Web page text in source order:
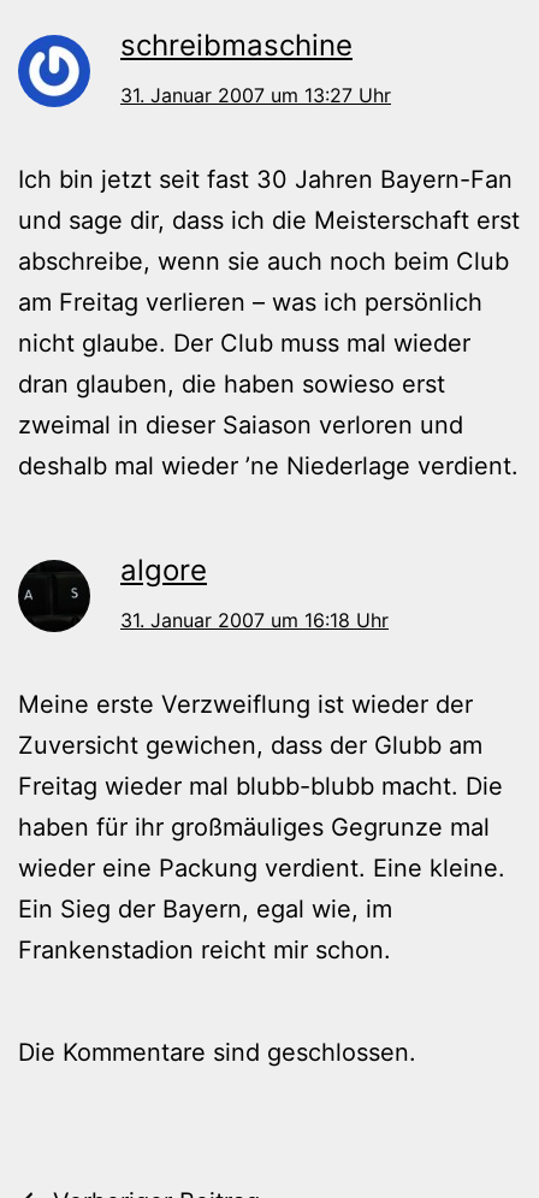
schreibmaschine
31. Januar 2007 um 13:27 Uhr
Ich bin jetzt seit fast 30 Jahren Bayern-Fan
und sage dir, dass ich die Meisterschaft erst
abschreibe, wenn sie auch noch beim Club
am Freitag verlieren – was ich persönlich
nicht glaube. Der Club muss mal wieder
dran glauben, die haben sowieso erst
zweimal in dieser Saiason verloren und
deshalb mal wieder ’ne Niederlage verdient.
algore
31. Januar 2007 um 16:18 Uhr
Meine erste Verzweiflung ist wieder der
Zuversicht gewichen, dass der Glubb am
Freitag wieder mal blubb-blubb macht. Die
haben für ihr großmäuliges Gegrunze mal
wieder eine Packung verdient. Eine kleine.
Ein Sieg der Bayern, egal wie, im
Frankenstadion reicht mir schon.
Die Kommentare sind geschlossen.